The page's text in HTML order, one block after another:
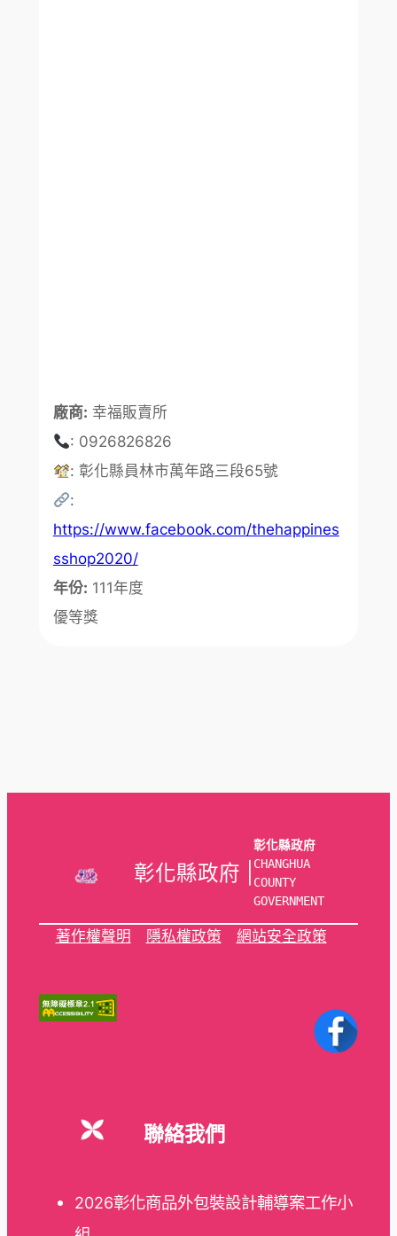
廠商: 幸福販賣所
: 0926826826
: 彰化縣員林市萬年路三段65號
:
https://www.facebook.com/thehappines
sshop2020/
年份: 111年度
優等獎
彰化縣政府 |
彰化縣政府
CHANGHUA
COUNTY
GOVERNMENT
著作權聲明 隱私權政策 網站安全政策
聯絡我們
2026彰化商品外包裝設計輔導案工作小